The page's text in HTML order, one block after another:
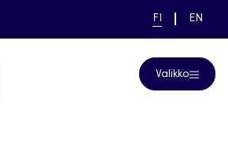
linkki pääsivustolle
NYKYINEN
FI
VAIHDA
EN
Valikko